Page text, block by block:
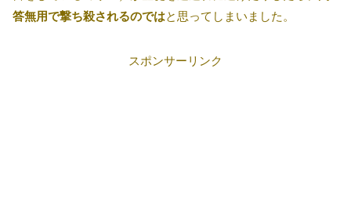
答無用で撃ち殺されるのではと思ってしまいました。
スポンサーリンク